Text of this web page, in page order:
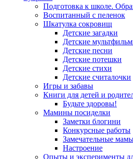
Подготовка к школе.
Воспитанный с пеленок
Шкатулка сокровищ
Детские загадки
Детские
Детские песни
Детские потешки
Детские стихи
Детские считалочки
Игры и забавы
Книги для детей и
Будьте здоровы!
Мамины посиделки
Заметки блогини
Конкурсные работы
Замечательные
Настроение
Опыты и эксперименты